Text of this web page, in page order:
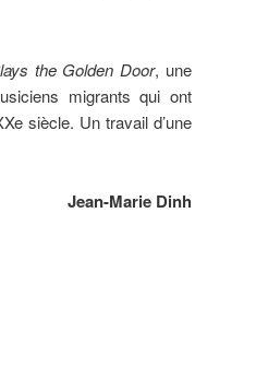
the Golden Door, une
migrants qui ont
siècle. Un travail d’une
Jean-Marie Dinh